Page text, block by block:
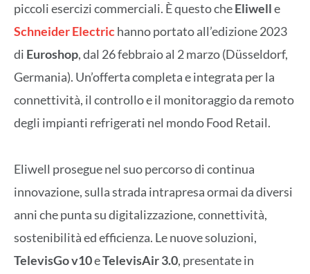
piccoli esercizi commerciali. È questo cheEliwelle
Schneider Electrichanno portato all’edizione 2023
di Euroshop, dal 26 febbraio al 2 marzo (Düsseldorf,
Germania). Un’offerta completa e integrata per la
connettività, il controllo e il monitoraggio da remoto
degli impianti refrigerati nel mondo Food Retail.
Eliwell prosegue nel suo percorso di continua
innovazione, sulla strada intrapresa ormai da diversi
anni che punta su digitalizzazione, connettività,
sostenibilità ed efficienza. Le nuove soluzioni,
TelevisGo v10eTelevisAir 3.0, presentate in